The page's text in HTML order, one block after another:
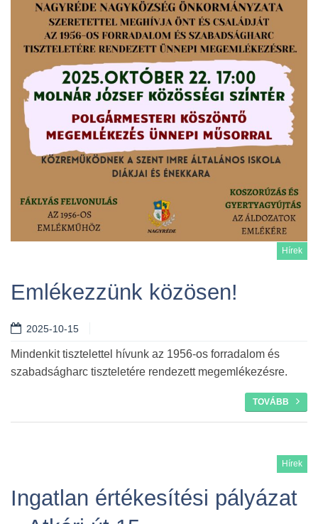
Hírek
Emlékezzünk közösen!
2025-10-15
Mindenkit tisztelettel hívunk az 1956-os forradalom és
szabadságharc tiszteletére rendezett megemlékezésre.
TOVÁBB
Hírek
Ingatlan értékesítési pályázat